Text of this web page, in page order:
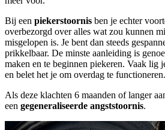
Bij een piekerstoornis ben je echter
overbezorgd over alles wat zou kunnen
misgelopen is. Je bent dan steeds
prikkelbaar. De minste aanleiding is
maken en te beginnen piekeren. Vaak lig
en belet het je om overdag te functioneren.
Als deze klachten 6 maanden of langer
een gegeneraliseerde angststoornis.